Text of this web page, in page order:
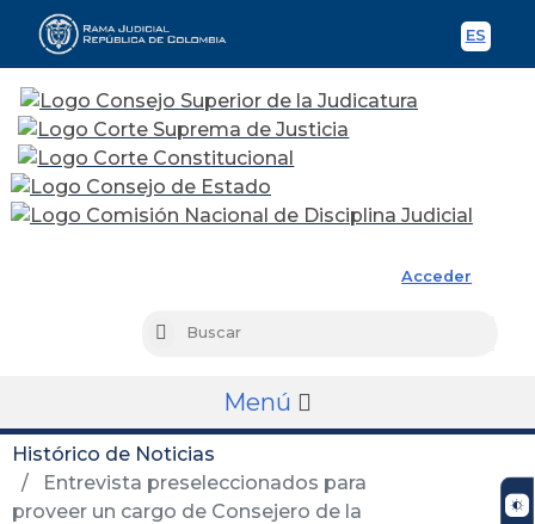
ES
Acceder
Buscar
Menú
Histórico de Noticias
Entrevista preseleccionados para
proveer un cargo de Consejero de la